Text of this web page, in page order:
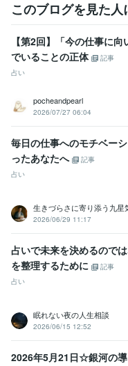
このブログを見た人
【第2回】「今の仕事に
でいることの正体
記事
占い
pocheandpearl
2026/07/27 06:04
毎日の仕事へのモチベー
ったあなたへ
記事
占い
生きづらさに寄り添う九星
2026/06/29 11:17
占いで未来を決めるので
を整理するために
記事
占い
眠れない夜の人生相談
2026/06/15 12:52
2026年5月21日☆銀河の導